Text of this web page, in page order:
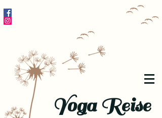
Yoga Reise